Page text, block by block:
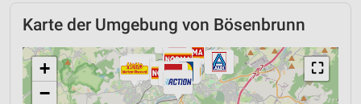
Karte der Umgebung von Bösenbrunn
⛶
+
−